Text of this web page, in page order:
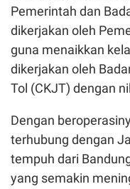
Pemerintah dan
dikerjakan oleh
guna menaikkan
dikerjakan oleh
Tol (CKJT) dengan
Dengan
terhubung dengan
tempuh dari
yang semakin